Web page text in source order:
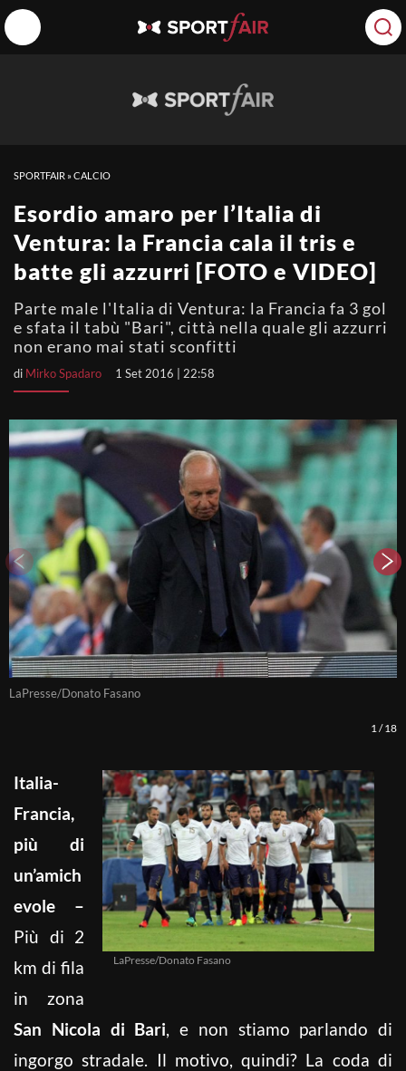
SPORTFAIR »CALCIO
Esordio amaro per l’Italia di
Ventura: la Francia cala il tris e
batte gli azzurri [FOTO e VIDEO]
Parte male l'Italia di Ventura: la Francia fa 3 gol
e sfata il tabù "Bari", città nella quale gli azzurri
non erano mai stati sconfitti
di Mirko Spadaro 1 Set 2016 | 22:58
LaPresse/Donato Fasano
1 /18
LaPresse/Donato Fasano
Italia-
Francia,
più di
un’amich
evole –
Più di 2
km di fila
in zona
San Nicola di Bari, e non stiamo parlando di
ingorgo stradale. Il motivo, quindi? La coda di